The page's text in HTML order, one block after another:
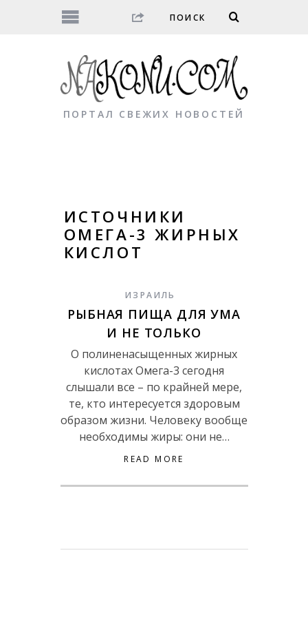
ПОРТАЛ СВЕЖИХ НОВОСТЕЙ
ИСТОЧНИКИ
ОМЕГА-3 ЖИРНЫХ
КИСЛОТ
ИЗРАИЛЬ
РЫБНАЯ ПИЩА ДЛЯ УМА
И НЕ ТОЛЬКО
О полиненасыщенных жирных
кислотах Омега-3 сегодня
слышали все – по крайней мере,
те, кто интересуется здоровым
образом жизни. Человеку вообще
необходимы жиры: они не…
READ MORE